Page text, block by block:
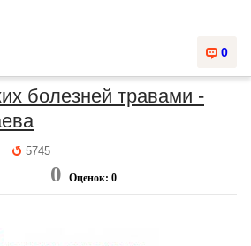
0
болезней травами -
5745
0 Оценок: 0